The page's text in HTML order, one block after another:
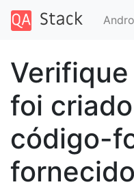
Verifique
foi
código-
fornecido